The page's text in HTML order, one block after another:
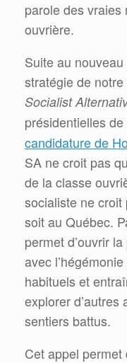
parole des vraies
ouvrière.
Suite au
stratégie de
Socialist
présidentielles de
candidature de
SA ne croit pas
de la classe
socialiste ne
soit au Québec.
permet d’ouvrir
avec
habituels et
explorer
sentiers battus.
Cet appel permet